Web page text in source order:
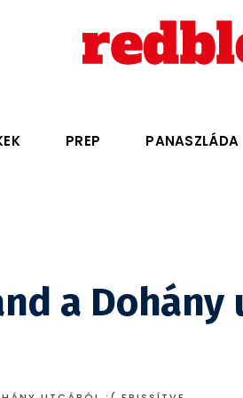
PREP PANASZLÁDA
a Dohány